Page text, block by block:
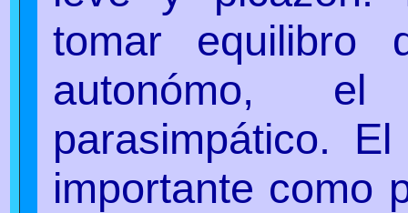
tomar equilibro
autonómo,
parasimpático.
importante como